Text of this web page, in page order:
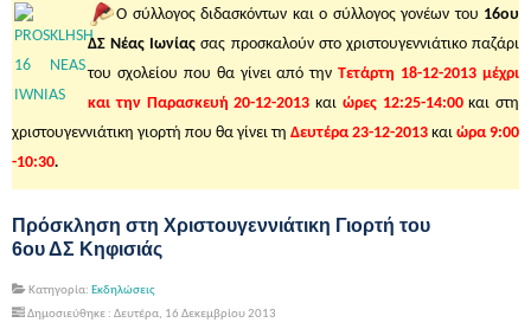
Ο σύλλογος διδασκόντων και ο σύλλογος γονέων του 16ου
ΔΣ Νέας Ιωνίας σας προσκαλούν στο χριστουγεννιάτικο παζάρι
του σχολείου που θα γίνει από τηνΤετάρτη 18-12-2013 μέχρι
και την Παρασκευή 20-12-2013 και ώρες 12:25-14:00και στη
χριστουγεννιάτικη γιορτή που θα γίνει τη Δευτέρα 23-12-2013 και ώρα 9:00
-10:30.
Πρόσκληση στη Χριστουγεννιάτικη Γιορτή του
6ου ΔΣ Κηφισιάς
Κατηγορία: Εκδηλώσεις
Δημοσιεύθηκε : Δευτέρα, 16 Δεκεμβρίου 2013